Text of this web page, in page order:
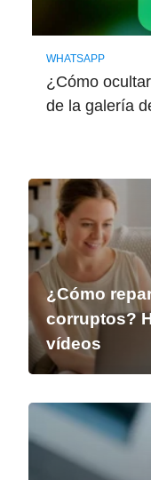
WHATSAPP
¿Cómo
de la galería
¿Cómo
corruptos?
vídeos